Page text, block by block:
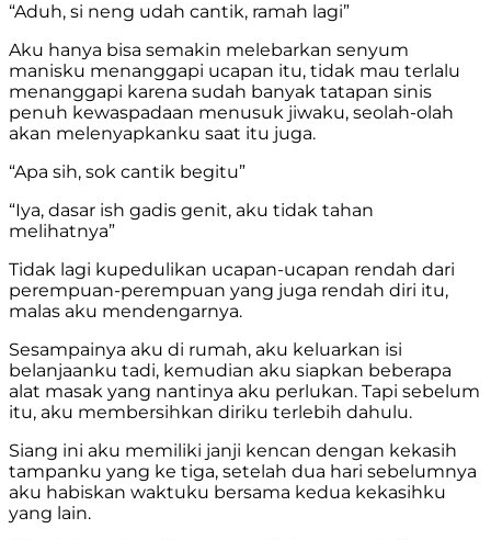
“Aduh, si neng udah cantik, ramah lagi”
Aku hanya bisa semakin melebarkan senyum
manisku menanggapi ucapan itu, tidak mau terlalu
menanggapi karena sudah banyak tatapan sinis
penuh kewaspadaan menusuk jiwaku, seolah-olah
akan melenyapkanku saat itu juga.
“Apa sih, sok cantik begitu”
“Iya, dasar ish gadis genit, aku tidak tahan
melihatnya”
Tidak lagi kupedulikan ucapan-ucapan rendah dari
perempuan-perempuan yang juga rendah diri itu,
malas aku mendengarnya.
Sesampainya aku di rumah, aku keluarkan isi
belanjaanku tadi, kemudian aku siapkan beberapa
alat masak yang nantinya aku perlukan. Tapi sebelum
itu, aku membersihkan diriku terlebih dahulu.
Siang ini aku memiliki janji kencan dengan kekasih
tampanku yang ke tiga, setelah dua hari sebelumnya
aku habiskan waktuku bersama kedua kekasihku
yang lain.